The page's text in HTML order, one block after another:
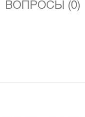
ВОПРОСЫ (0)